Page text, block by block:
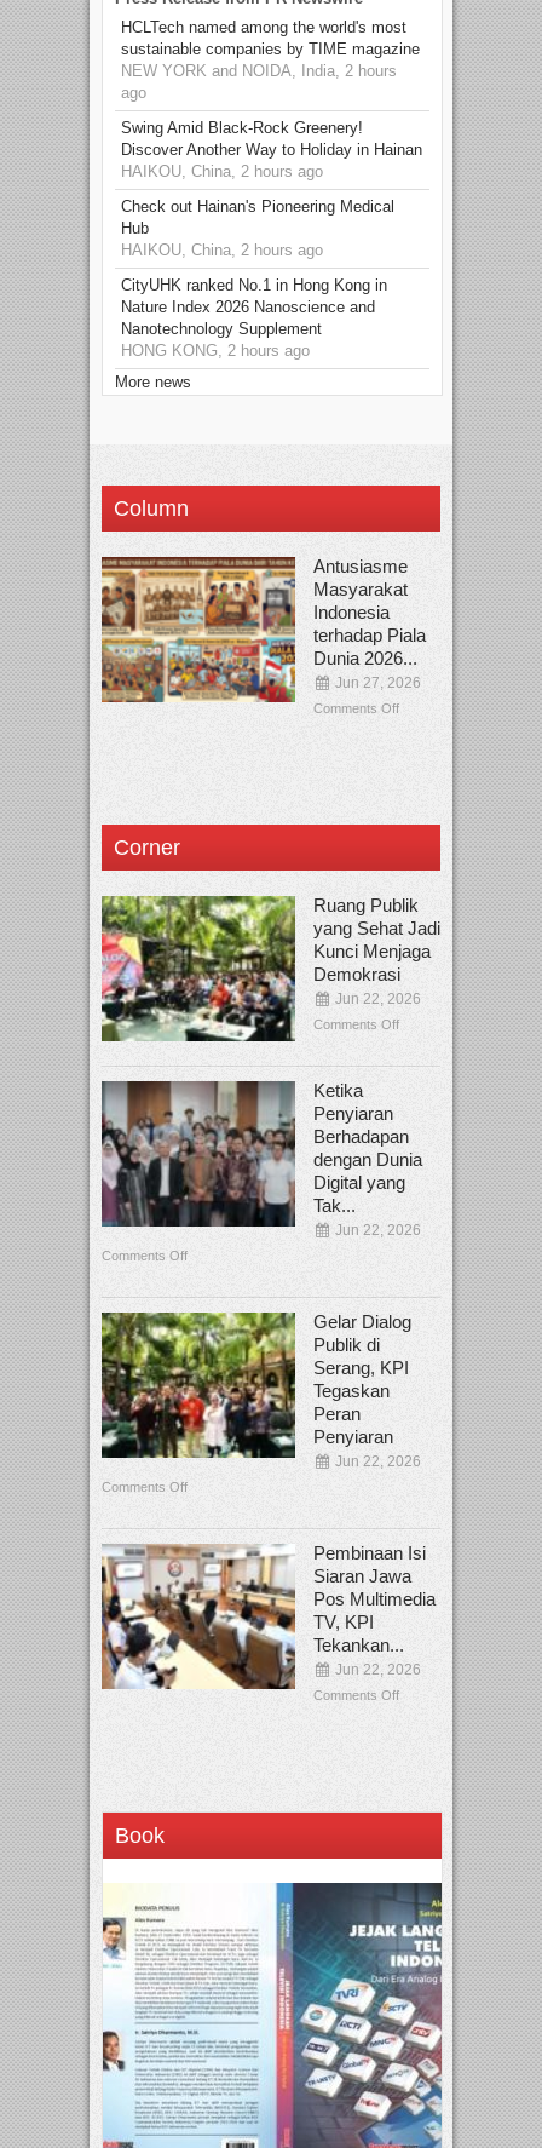
HCLTech named among the world's most
sustainable companies by TIME magazine
NEW YORK and NOIDA, India, 2 hours
ago
Swing Amid Black‑Rock Greenery!
Discover Another Way to Holiday in Hainan
HAIKOU, China, 2 hours ago
Check out Hainan's Pioneering Medical
Hub
HAIKOU, China, 2 hours ago
CityUHK ranked No.1 in Hong Kong in
Nature Index 2026 Nanoscience and
Nanotechnology Supplement
HONG KONG, 2 hours ago
More news
Column
Antusiasme
Masyarakat
Indonesia
terhadap Piala
Dunia 2026...
Jun 27, 2026
Comments Off
Corner
Ruang Publik
yang Sehat Jadi
Kunci Menjaga
Demokrasi
Jun 22, 2026
Comments Off
Ketika
Penyiaran
Berhadapan
dengan Dunia
Digital yang
Tak...
Jun 22, 2026
Comments Off
Gelar Dialog
Publik di
Serang, KPI
Tegaskan
Peran
Penyiaran
Jun 22, 2026
Comments Off
Pembinaan Isi
Siaran Jawa
Pos Multimedia
TV, KPI
Tekankan...
Jun 22, 2026
Comments Off
Book